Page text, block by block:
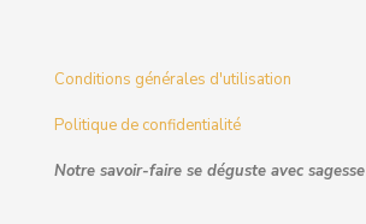
Conditions générales d'utilisation
Politique de confidentialité
Notre savoir-faire se déguste avec sagesse